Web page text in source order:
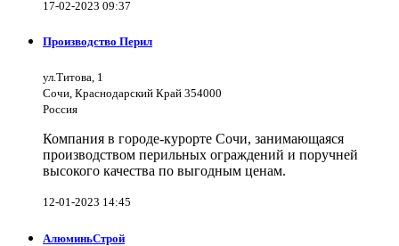
17-02-2023 09:37
Производство Перил
ул.Титова, 1
Сочи, Краснодарский Край 354000
Россия
Компания в городе-курорте Сочи, занимающаяся
производством перильных ограждений и поручней
высокого качества по выгодным ценам.
12-01-2023 14:45
АлюминьСтрой